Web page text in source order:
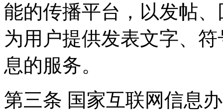
能的传播平台，以发帖
为用户提供发表文字、
息的服务。
第三条 国家互联网信息